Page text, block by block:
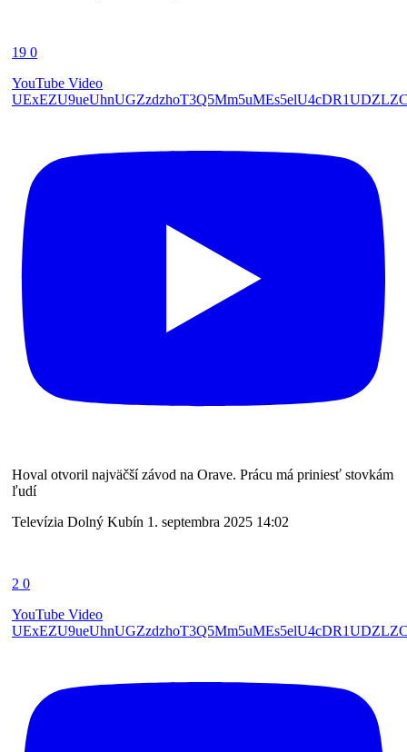
19 0
YouTube Video
Hoval otvoril najväčší závod na Orave. Prácu má priniesť stovkám
ľudí
Televízia Dolný Kubín 1. septembra 2025 14:02
2 0
YouTube Video